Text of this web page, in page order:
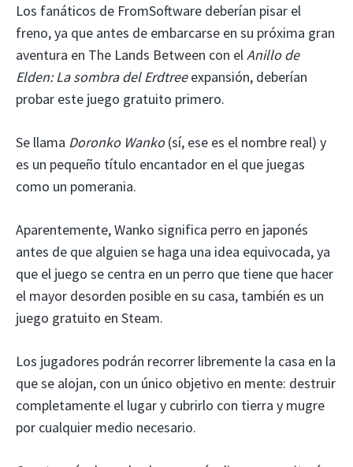
Los fanáticos de FromSoftware deberían pisar el
freno, ya que antes de embarcarse en su próxima gran
aventura en The Lands Between con elAnillo de
Elden: La sombra del Erdtreeexpansión, deberían
probar este juego gratuito primero.
Se llama Doronko Wanko(sí, ese es el nombre real) y
es un pequeño título encantador en el que juegas
como un pomerania.
Aparentemente, Wanko significa perro en japonés
antes de que alguien se haga una idea equivocada, ya
que el juego se centra en un perro que tiene que hacer
el mayor desorden posible en su casa, también es un
juego gratuito en Steam.
Los jugadores podrán recorrer libremente la casa en la
que se alojan, con un único objetivo en mente: destruir
completamente el lugar y cubrirlo con tierra y mugre
por cualquier medio necesario.